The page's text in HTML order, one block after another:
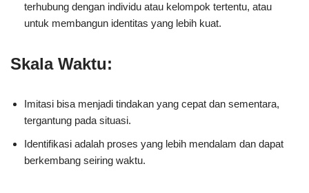
terhubung dengan individu atau kelompok tertentu, atau
untuk membangun identitas yang lebih kuat.
Skala Waktu:
Imitasi bisa menjadi tindakan yang cepat dan sementara,
tergantung pada situasi.
Identifikasi adalah proses yang lebih mendalam dan dapat
berkembang seiring waktu.